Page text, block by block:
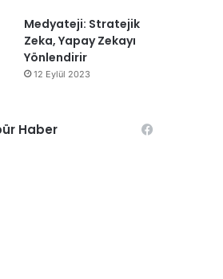
Medyateji: Stratejik
Zeka, Yapay Zekayı
Yönlendirir
12 Eylül 2023
Haber